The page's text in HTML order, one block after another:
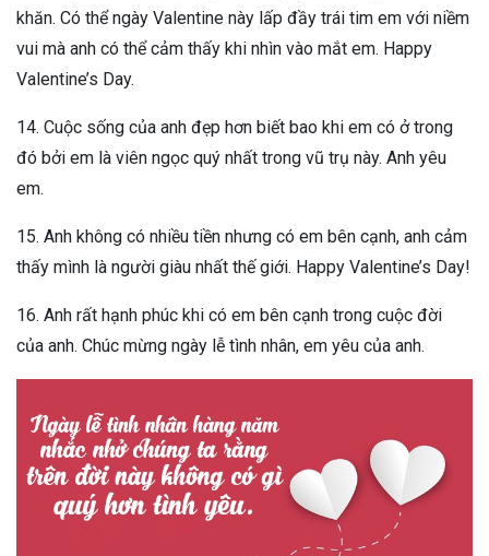
khăn. Có thể ngày Valentine này lấp đầy trái tim em với niềm
vui mà anh có thể cảm thấy khi nhìn vào mắt em. Happy
Valentine’s Day.
14. Cuộc sống của anh đẹp hơn biết bao khi em có ở trong
đó bởi em là viên ngọc quý nhất trong vũ trụ này. Anh yêu
em.
15. Anh không có nhiều tiền nhưng có em bên cạnh, anh cảm
thấy mình là người giàu nhất thế giới. Happy Valentine’s Day!
16. Anh rất hạnh phúc khi có em bên cạnh trong cuộc đời
của anh. Chúc mừng ngày lễ tình nhân, em yêu của anh.